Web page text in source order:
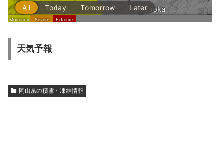
天気予報
岡山県の積雪・凍結情報